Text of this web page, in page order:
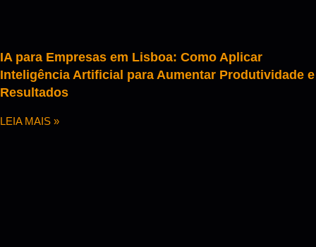
IA para Empresas em Lisboa: Como Aplicar
Inteligência Artificial para Aumentar Produtividade e
Resultados
LEIA MAIS »